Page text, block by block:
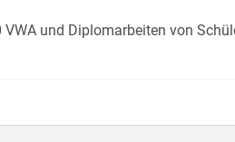
und Diplomarbeiten von